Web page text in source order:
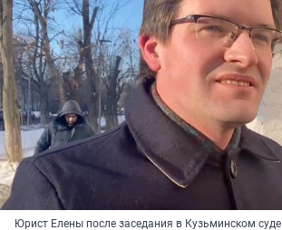
Юрист Елены после заседания в Кузьминском суде